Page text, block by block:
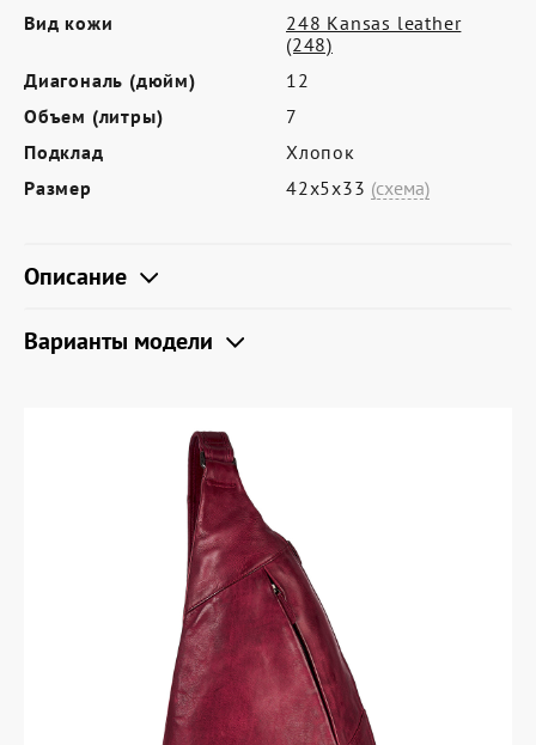
Вид кожи
248 Kansas leather
(248)
Диагональ (дюйм)
12
Объем (литры)
7
Подклад
Хлопок
Размер
42х5х33 (схема)
Описание
Варианты модели